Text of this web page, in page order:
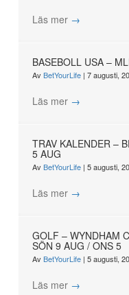
Läs mer →
BASEBOLL USA –
AvBetYourLife | 7 augusti,
Läs mer →
TRAV KALENDER –
5 AUG
AvBetYourLife | 5 augusti,
Läs mer →
GOLF – WYNDHAM
SÖN 9 AUG / ONS 5
AvBetYourLife | 5 augusti,
Läs mer →